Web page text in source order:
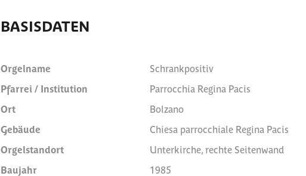
BASISDATEN
Orgelname
Schrankpositiv
Pfarrei / Institution
Parrocchia Regina Pacis
Ort
Bolzano
Gebäude
Chiesa parrocchiale Regina Pacis
Orgelstandort
Unterkirche, rechte Seitenwand
Baujahr
1985